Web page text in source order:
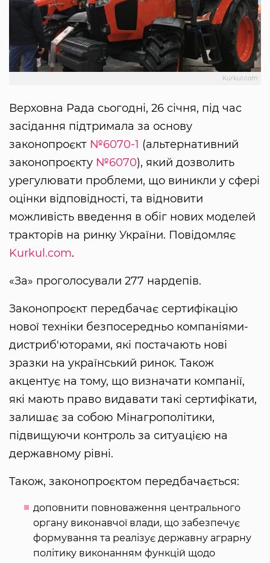
Kurkul.com
Верховна Рада сьогодні, 26 січня, під час
засідання підтримала за основу
законопроєкт №6070-1 (альтернативний
законопроєкту №6070), який дозволить
урегулювати проблеми, що виникли у сфері
оцінки відповідності, та відновити
можливість введення в обіг нових моделей
тракторів на ринку України. Повідомляє
Kurkul.com.
«За» проголосували 277 нардепів.
Законопроєкт передбачає сертифікацію
нової техніки безпосередньо компаніями-
дистриб'юторами, які постачають нові
зразки на український ринок. Також
акцентує на тому, що визначати компанії,
які мають право видавати такі сертифікати,
залишає за собою Мінагрополітики,
підвищуючи контроль за ситуацією на
державному рівні.
Також, законопроєктом передбачається:
доповнити повноваження центрального
органу виконавчої влади, що забезпечує
формування та реалізує державну аграрну
політику виконанням функцій щодо